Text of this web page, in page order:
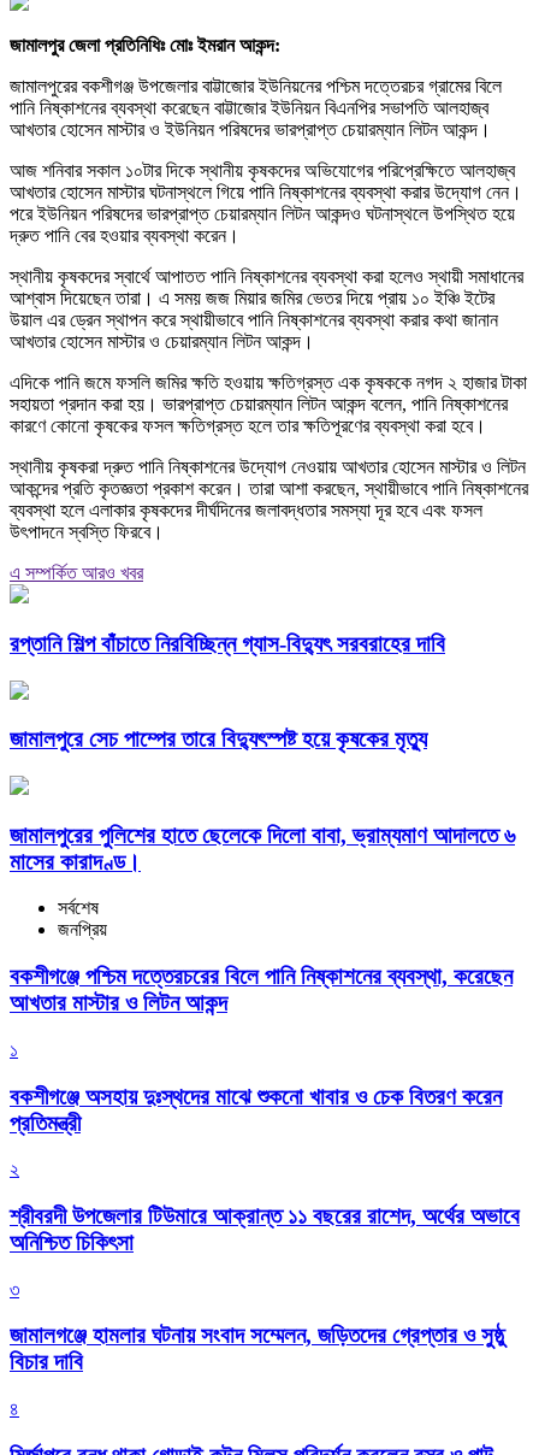
জামালপুর জেলা প্রতিনিধিঃ মোঃ ইমরান আকন্দ:
জামালপুরের বকশীগঞ্জ উপজেলার বাট্টাজোর ইউনিয়নের পশ্চিম দত্তেরচর গ্রামের বিলে
পানি নিষ্কাশনের ব্যবস্থা করেছেন বাট্টাজোর ইউনিয়ন বিএনপির সভাপতি আলহাজ্ব
আখতার হোসেন মাস্টার ও ইউনিয়ন পরিষদের ভারপ্রাপ্ত চেয়ারম্যান লিটন আকন্দ।
আজ শনিবার সকাল ১০টার দিকে স্থানীয় কৃষকদের অভিযোগের পরিপ্রেক্ষিতে আলহাজ্ব
আখতার হোসেন মাস্টার ঘটনাস্থলে গিয়ে পানি নিষ্কাশনের ব্যবস্থা করার উদ্যোগ নেন।
পরে ইউনিয়ন পরিষদের ভারপ্রাপ্ত চেয়ারম্যান লিটন আকন্দও ঘটনাস্থলে উপস্থিত হয়ে
দ্রুত পানি বের হওয়ার ব্যবস্থা করেন।
স্থানীয় কৃষকদের স্বার্থে আপাতত পানি নিষ্কাশনের ব্যবস্থা করা হলেও স্থায়ী সমাধানের
আশ্বাস দিয়েছেন তারা। এ সময় জজ মিয়ার জমির ভেতর দিয়ে প্রায় ১০ ইঞ্চি ইটের
উয়াল এর ড্রেন স্থাপন করে স্থায়ীভাবে পানি নিষ্কাশনের ব্যবস্থা করার কথা জানান
আখতার হোসেন মাস্টার ও চেয়ারম্যান লিটন আকন্দ।
এদিকে পানি জমে ফসলি জমির ক্ষতি হওয়ায় ক্ষতিগ্রস্ত এক কৃষককে নগদ ২ হাজার টাকা
সহায়তা প্রদান করা হয়। ভারপ্রাপ্ত চেয়ারম্যান লিটন আকন্দ বলেন, পানি নিষ্কাশনের
কারণে কোনো কৃষকের ফসল ক্ষতিগ্রস্ত হলে তার ক্ষতিপূরণের ব্যবস্থা করা হবে।
স্থানীয় কৃষকরা দ্রুত পানি নিষ্কাশনের উদ্যোগ নেওয়ায় আখতার হোসেন মাস্টার ও লিটন
আকন্দের প্রতি কৃতজ্ঞতা প্রকাশ করেন। তারা আশা করছেন, স্থায়ীভাবে পানি নিষ্কাশনের
ব্যবস্থা হলে এলাকার কৃষকদের দীর্ঘদিনের জলাবদ্ধতার সমস্যা দূর হবে এবং ফসল
উৎপাদনে স্বস্তি ফিরবে।
এ সম্পর্কিত আরও খবর
রপ্তানি শিল্প বাঁচাতে নিরবিচ্ছিন্ন গ্যাস-বিদ্যুৎ সরবরাহের দাবি
জামালপুরে সেচ পাম্পের তারে বিদ্যুৎস্পষ্ট হয়ে কৃষকের মৃত্যু
জামালপুরের পুলিশের হাতে ছেলেকে দিলো বাবা, ভ্রাম্যমাণ আদালতে ৬
মাসের কারাদণ্ড।
সর্বশেষ
জনপ্রিয়
বকশীগঞ্জে পশ্চিম দত্তেরচরের বিলে পানি নিষ্কাশনের ব্যবস্থা, করেছেন
আখতার মাস্টার ও লিটন আকন্দ
১
বকশীগঞ্জে অসহায় দুঃস্থদের মাঝে শুকনো খাবার ও চেক বিতরণ করেন
প্রতিমন্ত্রী
২
শ্রীবরদী উপজেলার টিউমারে আক্রান্ত ১১ বছরের রাশেদ, অর্থের অভাবে
অনিশ্চিত চিকিৎসা
৩
জামালগঞ্জে হামলার ঘটনায় সংবাদ সম্মেলন, জড়িতদের গ্রেপ্তার ও সুষ্ঠু
বিচার দাবি
৪